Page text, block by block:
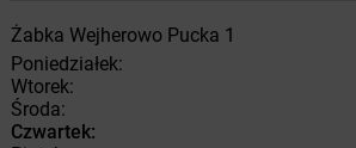
Żabka Wejherowo Pucka 1
Poniedziałek:
Wtorek:
Środa:
Czwartek: